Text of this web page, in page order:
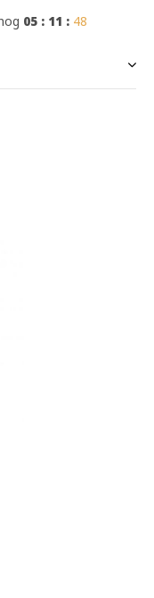
05 : 11 : 48